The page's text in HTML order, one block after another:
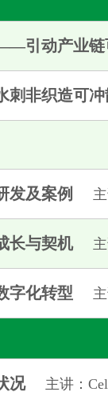
引动产业链
刺非织造可
发及案例
长与契机
字化转型
况 主讲：
司